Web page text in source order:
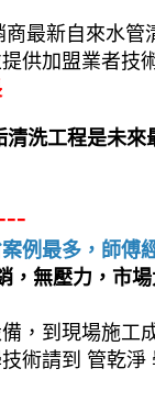
新自來水管
供加盟業者技
洗工程是未來
例最多，師傅
，無壓力，市
，到現場施工
術請到 管乾淨